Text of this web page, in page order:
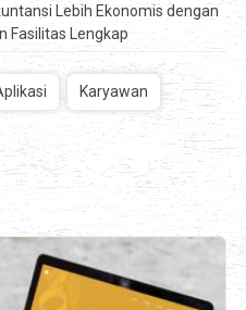
Lebih Ekonomis dengan
Fasilitas Lengkap
Karyawan